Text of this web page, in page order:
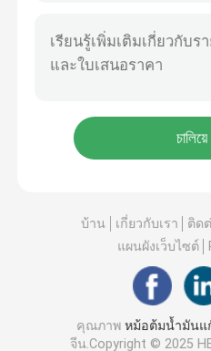
บ้าน เกี่ยวกับเรา ติด
แผนผังเว็บไซต์
คุณภาพหม้อต้มน้ำมันแ
จีน.Copyright © 2025